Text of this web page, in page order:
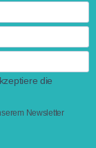
die
Newsletter